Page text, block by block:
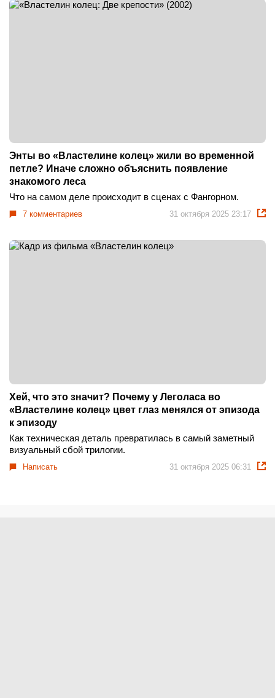
Энты во «Властелине колец» жили во временной
петле? Иначе сложно объяснить появление
знакомого леса
Что на самом деле происходит в сценах с Фангорном.
7 комментариев 31 октября 2025 23:17
Хей, что это значит? Почему у Леголаса во
«Властелине колец» цвет глаз менялся от эпизода
к эпизоду
Как техническая деталь превратилась в самый заметный
визуальный сбой трилогии.
Написать 31 октября 2025 06:31